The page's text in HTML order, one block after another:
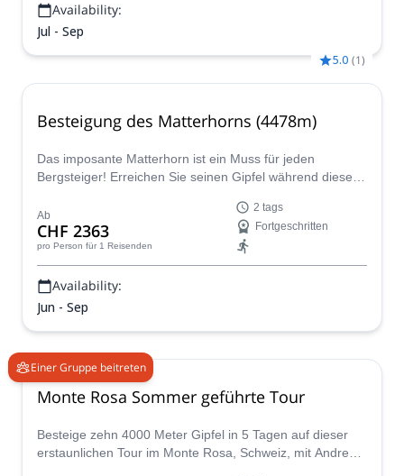
Availability:
Jul - Sep
5.0 (1)
Besteigung des Matterhorns (4478m)
Das imposante Matterhorn ist ein Muss für jeden
Bergsteiger! Erreichen Sie seinen Gipfel während dieses
Ab
CHF 2363
pro Person für 1 Reisenden
2 tags
Fortgeschritten
Availability:
Jun - Sep
Einer Gruppe beitreten
Monte Rosa Sommer geführte Tour
Besteige zehn 4000 Meter Gipfel in 5 Tagen auf dieser
erstaunlichen Tour im Monte Rosa, Schweiz, mit Andreas,